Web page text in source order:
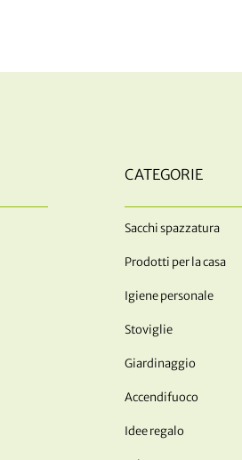
CATEGORIE
Sacchi spazzatura
Prodotti per la casa
Igiene personale
Stoviglie
Giardinaggio
Accendifuoco
Idee regalo